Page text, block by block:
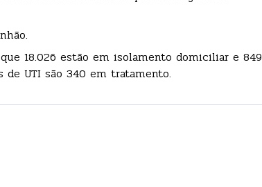
18.026 estão em isolamento domiciliar e 849
UTI são 340 em tratamento.